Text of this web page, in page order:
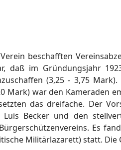
beschafften
im Gründungsjahr
(3,25 - 3,75
Mark) war den Kameraden
das dreifache. Der
Becker und den
Es
Militärlazarett) statt. Die